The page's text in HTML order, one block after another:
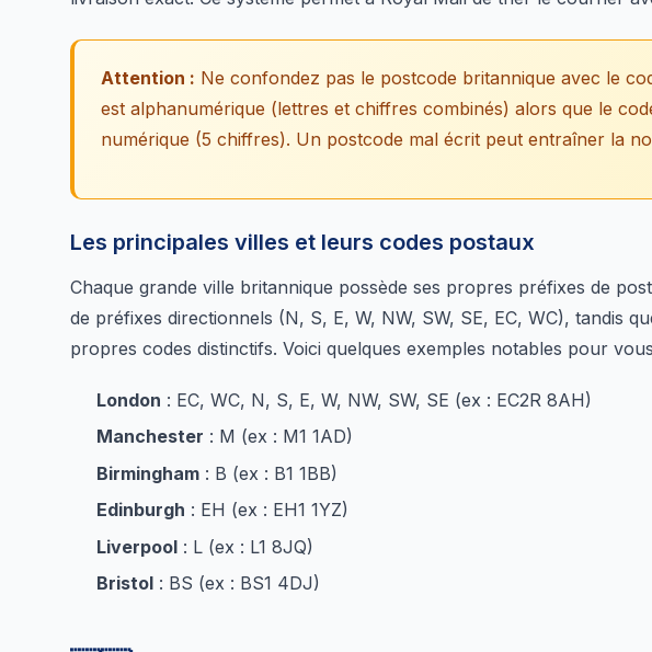
Attention : Ne confondez pas le postcode britannique avec le
est alphanumérique (lettres et chiffres combinés) alors que le
numérique (5 chiffres). Un postcode mal écrit peut entraîner la
Les principales villes et leurs codes postaux
Chaque grande ville britannique possède ses propres préfixes de
de préfixes directionnels (N, S, E, W, NW, SW, SE, EC, WC), tandis
propres codes distinctifs. Voici quelques exemples notables pour
London : EC, WC, N, S, E, W, NW, SW, SE (ex : EC2R 8AH)
Manchester : M (ex : M1 1AD)
Birmingham : B (ex : B1 1BB)
Edinburgh : EH (ex : EH1 1YZ)
Liverpool : L (ex : L1 8JQ)
Bristol : BS (ex : BS1 4DJ)